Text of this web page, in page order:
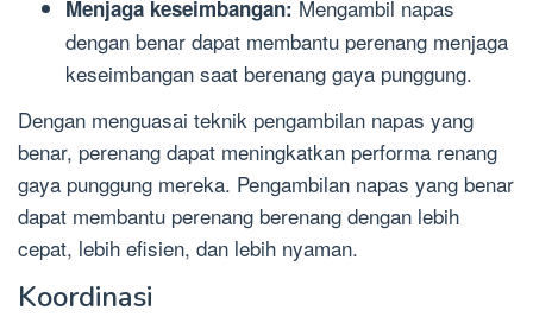
Menjaga keseimbangan: Mengambil napas
dengan benar dapat membantu perenang menjaga
keseimbangan saat berenang gaya punggung.
Dengan menguasai teknik pengambilan napas yang
benar, perenang dapat meningkatkan performa renang
gaya punggung mereka. Pengambilan napas yang benar
dapat membantu perenang berenang dengan lebih
cepat, lebih efisien, dan lebih nyaman.
Koordinasi